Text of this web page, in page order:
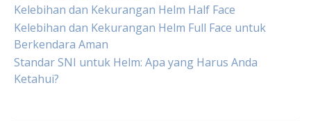
Kelebihan dan Kekurangan Helm Half Face
Kelebihan dan Kekurangan Helm Full Face untuk
Berkendara Aman
Standar SNI untuk Helm: Apa yang Harus Anda
Ketahui?